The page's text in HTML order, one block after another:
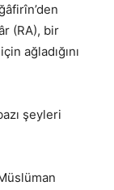
(RA), bir
ağladığını
şeyleri